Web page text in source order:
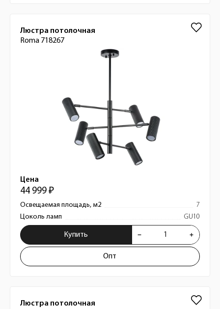
Люстра потолочная
Roma 718267
Цена
44 999 ₽
Освещаемая площадь, м2
7
Цоколь ламп
GU10
Купить
Опт
Люстра потолочная